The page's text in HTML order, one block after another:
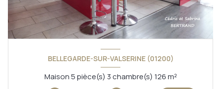
BELLEGARDE-SUR-VALSERINE (01200)
Maison 5 pièce(s) 3 chambre(s) 126 m²